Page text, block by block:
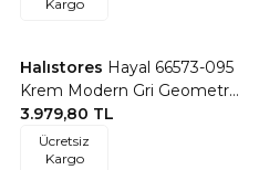
Kargo
Favorilere Ekle
Halıstores Hayal 66573-095
Krem Modern Gri Geometrik
Şekilli Saçaklı Salon Halısı
3.979,80 TL
Ücretsiz
Kargo